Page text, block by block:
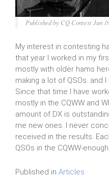
Published by CQ Contest Jan
My interest in contesting
that year I worked in my
mostly with older hams
making a lot of QSOs. and
Since that time I have
mostly in the CQWW and
amount of DX is
me new ones. I never
received in the results.
QSOs in the CQWW-
Published in Articles